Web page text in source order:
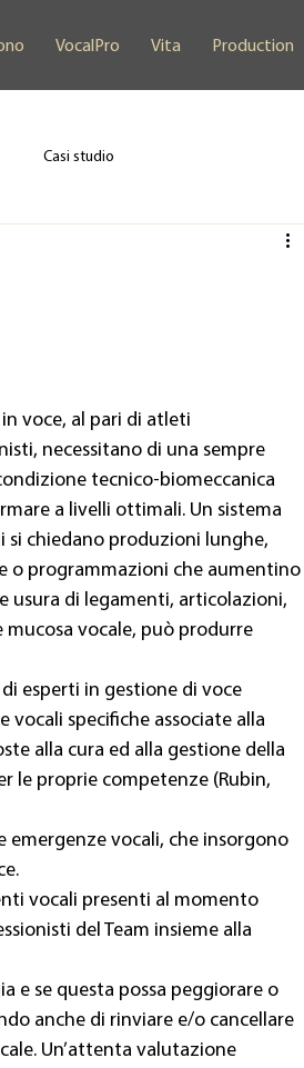
VocalPro Vita Production
Casi studio
voce, al pari di atleti
necessitano di una sempre
tecnico-biomeccanica
a livelli ottimali. Un sistema
si chiedano produzioni lunghe,
o programmazioni che aumentino
usura di legamenti, articolazioni,
mucosa vocale, può produrre
esperti in gestione di voce
vocali specifiche associate alla
alla cura ed alla gestione della
le proprie competenze (Rubin,
emergenze vocali, che insorgono
vocali presenti al momento
del Team insieme alla
e se questa possa peggiorare o
anche di rinviare e/o cancellare
Un’attenta valutazione